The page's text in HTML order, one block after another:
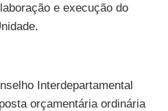
e execução do
Interdepartamental
orçamentária ordinária